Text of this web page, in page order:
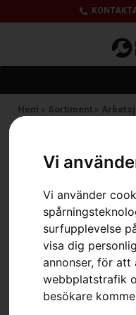
Vi
Vi använder
surfupplevelse
visa dig
annonser, för att
webbplatstrafik
besökare
Hem » Sortiment »